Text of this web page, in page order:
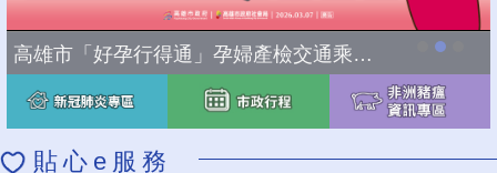
高雄市「好孕行得通」孕婦產檢交通乘車補助全面加碼
貼心e服務